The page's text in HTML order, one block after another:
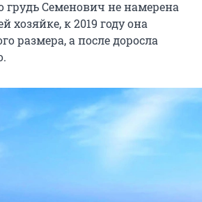
грудь Семенович не намерена
хозяйке, к 2019 году она
размера, а после доросла